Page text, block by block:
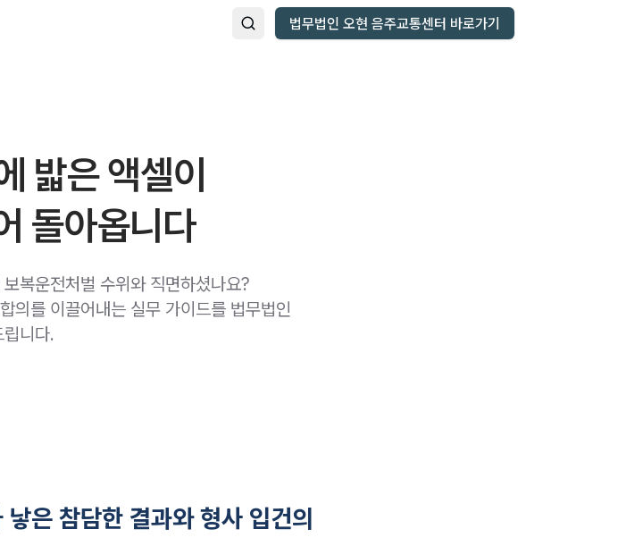
법무법인 오현 음주교통센터 바로가기
밟은 액셀이
돌아옵니다
복운전처벌 수위와 직면하셨나요?
의를 이끌어내는 실무 가이드를 법무법인
니다.
은 참담한 결과와 형사 입건의